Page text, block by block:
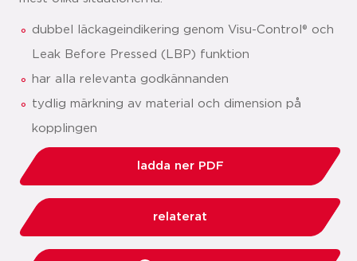
dubbel läckageindikering genom Visu-Control® och
Leak Before Pressed (LBP) funktion
har alla relevanta godkännanden
tydlig märkning av material och dimension på
kopplingen
ladda ner PDF
relaterat